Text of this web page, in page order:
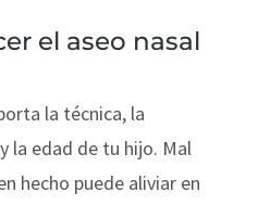
el aseo nasal
la técnica, la
la edad de tu hijo. Mal
hecho puede aliviar en